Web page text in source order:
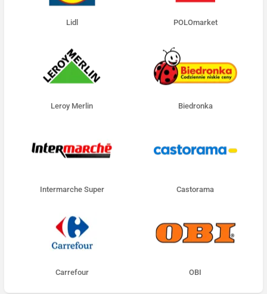
Lidl POLOmarket
Leroy Merlin Biedronka
Intermarche Super Castorama
Carrefour OBI